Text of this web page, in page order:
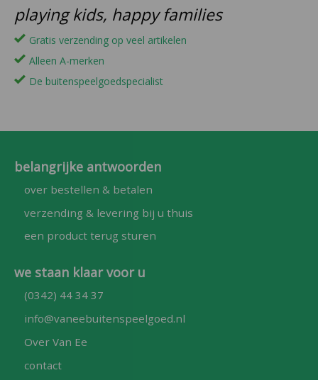
playing kids, happy families
Gratis verzending op veel artikelen
Alleen A-merken
De buitenspeelgoedspecialist
belangrijke antwoorden
over bestellen & betalen
verzending & levering bij u thuis
een product terug sturen
we staan klaar voor u
(0342) 44 34 37
info@vaneebuitenspeelgoed.nl
Over Van Ee
contact